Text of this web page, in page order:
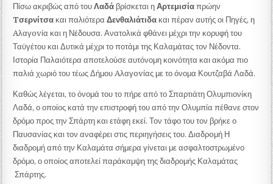
Πίσω ακριβώς από τουΛαδά βρίσκεται ηΑρτεμισία πρώην
Tσερνίτσα και παλιότεραΔενθαλιάτιδα και πέραν αυτής οι Πηγές, η
Aλαγovία και η Νέδουσα. Ανατολικά φθάνει μέχρι την κορυφή του
Ταϋγέτου και Δυτικά μέχρι το ποτάμι της Καλαμάτας τον Νέδοντα.
Ιστορία Παλαιότερα αποτελούσε αυτόνομη κοινότητα και ακόμα πιο
παλιά χωριό του τέως Δήμου Aλαγovίας με το όνομα Κουτζαβά Λαδά.
Καθώς λέγεται, το όνομά του το πήρε από το Σπαρτιάτη Ολυμπιονίκη
Λαδά, ο οποίος κατά την επιστροφή του από την Ολυμπία πέθανε στον
δρόμο προς την Σπάρτη και ετάφη εκεί. Τον τάφο του τον βρήκε ο
Παυσανίας και τον αναφέρει στις περιηγήσεις του. Διαδρoμή Η
διαδρομή από την Καλαμάτα σήμερα γίνεται με ασφαλτοστρωμένο
δρόμο, ο οποίος αποτελεί παράκαμψη της διαδρομής Καλαμάτας
Σπάρτης.